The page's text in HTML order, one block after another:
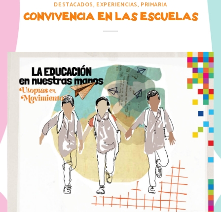
DESTACADOS, EXPERIENCIAS, PRIMARIA
CONVIVENCIA EN LAS ESCUELAS